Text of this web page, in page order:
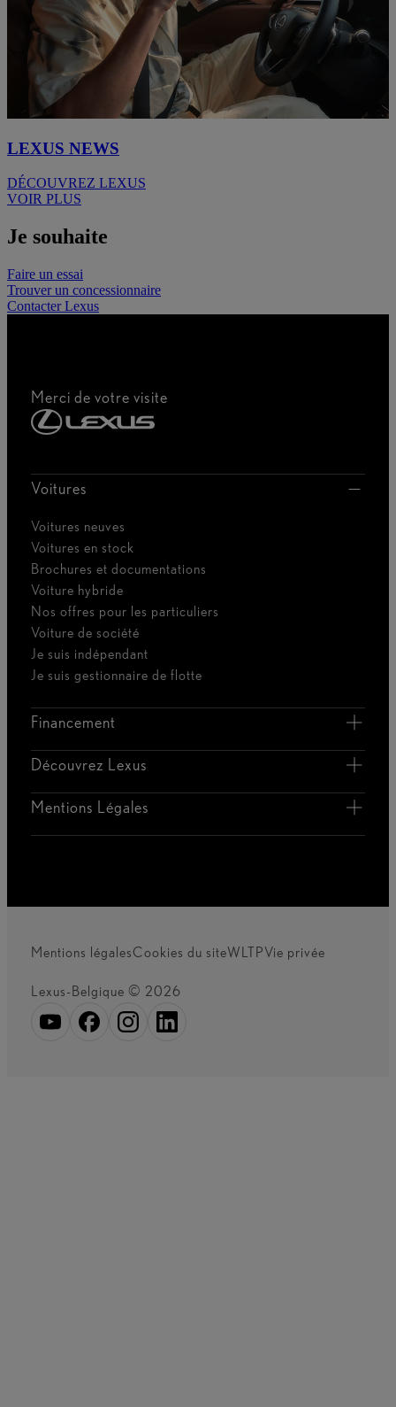
LEXUS NEWS
DÉCOUVREZ LEXUS
VOIR PLUS
Je souhaite
Faire un essai
Trouver un concessionnaire
Contacter Lexus
Merci de votre visite
Voitures
Voitures neuves
Voitures en stock
Brochures et documentations
Voiture hybride
Nos offres pour les particuliers
Voiture de société
Je suis indépendant
Je suis gestionnaire de flotte
Financement
Découvrez Lexus
Mentions Légales
Mentions légalesCookies du siteWLTPVie privée
Lexus-Belgique © 2026